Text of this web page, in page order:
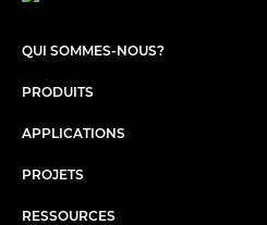
QUI SOMMES-NOUS?
PRODUITS
APPLICATIONS
PROJETS
RESSOURCES